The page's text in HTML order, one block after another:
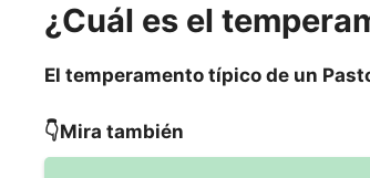
¿Cuál es el
El temperamento típico de un
👇Mira también